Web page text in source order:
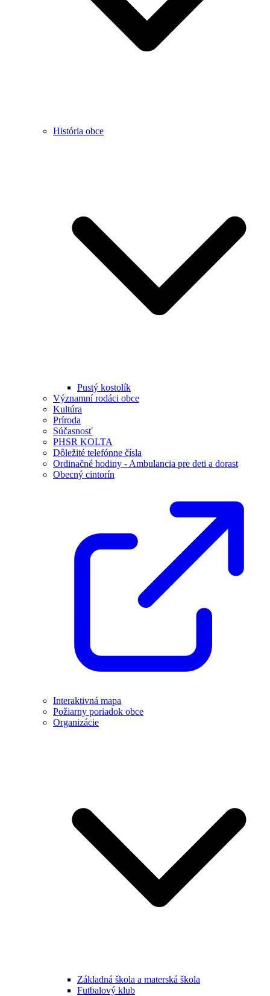
História obce
Pustý kostolík
Významní rodáci obce
Kultúra
Príroda
Súčasnosť
PHSR KOLTA
Dôležité telefónne čísla
Ordinačné hodiny - Ambulancia pre deti a dorast
Obecný cintorín
Interaktivná mapa
Požiarny poriadok obce
Organizácie
Základná škola a materská škola
Futbalový klub